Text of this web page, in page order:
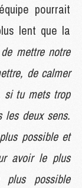
pourrait
lent que la
mettre notre
de calmer
si tu mets trop
deux sens.
possible et
avoir le plus
possible